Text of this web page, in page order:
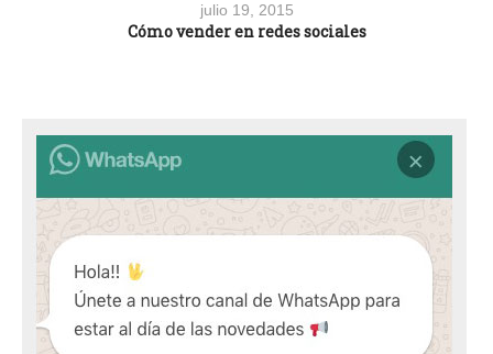
julio 19, 2015
Cómo vender en redes sociales